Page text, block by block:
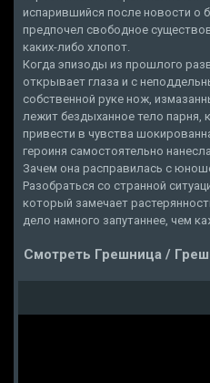
испарившийся после новости о
предпочел свободное
каких-либо хлопот.
Когда эпизоды из прошлого
открывает глаза и с
собственной руке нож,
лежит бездыханное тело парня,
привести в чувства
героиня самостоятельно
Зачем она расправилась с
Разобраться со странной
который замечает
дело намного запутаннее, чем
Смотреть Грешница /